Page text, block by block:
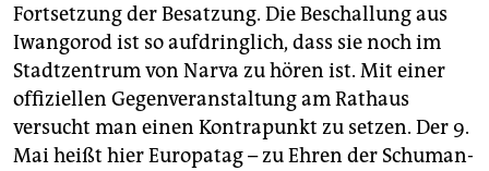
Fortsetzung der Besatzung. Die Beschallung aus
Iwangorod ist so aufdringlich, dass sie noch im
Stadtzentrum von Narva zu hören ist. Mit einer
offiziellen Gegenveranstaltung am Rathaus
versucht man einen Kontrapunkt zu setzen. Der 9.
Mai heißt hier Europatag – zu Ehren der Schuman-